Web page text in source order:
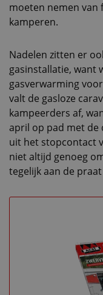
moeten nemen
kamperen.
Nadelen zitten er
gasinstallatie, want
gasverwarming
valt de gasloze
kampeerders af,
april op pad met de
uit het stopcontact
niet altijd genoeg
tegelijk aan de